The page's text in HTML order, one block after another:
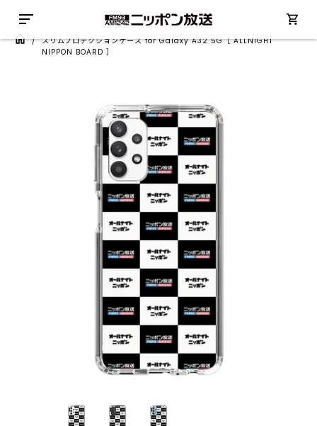
/スリムプロテクションケース for Galaxy A32 5G［ ALLNIGHT
NIPPON BOARD ］